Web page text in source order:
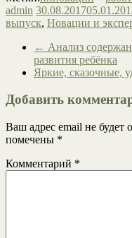
admin 30.08.2017
выпуск, Новации и
← Анализ
развития ребёнка
Яркие, сказочные,
Добавить
Ваш адрес email не будет
помечены *
Комментарий *